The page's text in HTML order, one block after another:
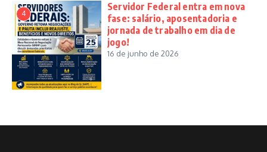
4
Servidor Federal entra em nova
fase: salário, aposentadoria e
jornada de trabalho em dia de
jogo!
16 de junho de 2026